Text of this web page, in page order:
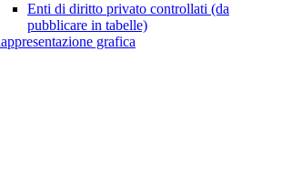
Enti di diritto privato controllati (da
pubblicare in tabelle)
grafica